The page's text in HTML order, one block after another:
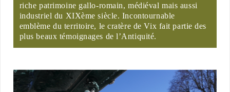
riche patrimoine gallo-romain, médiéval mais aussi
industriel du XIXème siècle. Incontournable
emblème du territoire, le cratère de Vix fait partie des
plus beaux témoignages de l’Antiquité.